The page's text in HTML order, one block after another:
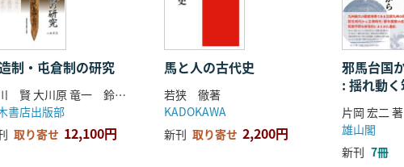
(1「分」の使用/2「分」は成立途上/3 把の下の単位「半」/4「分
の違い
制・屯倉制の研究
篠川 賢 大川原 竜一 鈴木 正信 著
書店出版部
取り寄せ 12,100円
馬と人の古代史
若狭 徹著
KADOKAWA
新刊 取り寄せ 2,200円
邪馬台国
: 揺れ動
片岡 宏二 著
雄山閣
新刊 7冊